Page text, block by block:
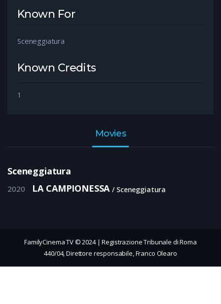
Known For
Sceneggiatura
Known Credits
1
Movies
Sceneggiatura
2020 LA CAMPIONESSA Sceneggiatura
FamilyCinema TV © 2024 | Registrazione Tribunale di Roma
440/04, Direttore responsabile, Franco Olearo